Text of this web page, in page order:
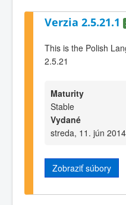
Verzia 2.5.21.1
This is the Polish
2.5.21
Maturity
Stable
Vydané
streda, 11. jún
Zobraziť súbory